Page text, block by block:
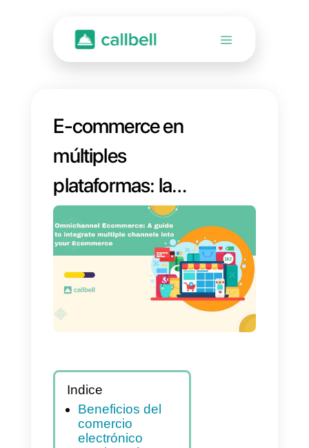
E-commerce en
múltiples
plataformas: la
mejor guía para
conectar tus
plataformas
favoritas a tu e-
commerce